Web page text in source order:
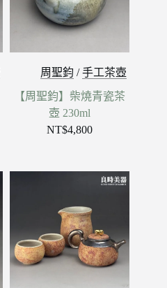
周聖鈞 /手工茶壺
【周聖鈞】柴燒青瓷茶
壺 230ml
NT$4,800